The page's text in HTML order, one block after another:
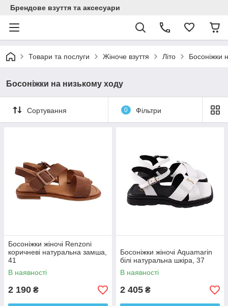
Брендове взуття та аксесуари
Товари та послуги Жіноче взуття Літо Босоніжки
Босоніжки на низькому ходу
Сортування 0 Фільтри
Босоніжки жіночі Renzoni
коричневі натуральна замша,
41
В наявності
2 190 ₴
Босоніжки жіночі Aquamarin
білі натуральна шкіра, 37
В наявності
2 405 ₴